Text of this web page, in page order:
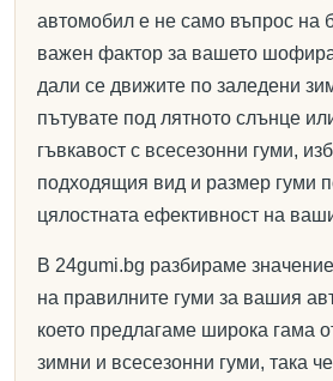
автомобил е не само въпрос на
важен фактор за вашето
дали се движите по заледени
пътувате под лятното слънце
гъвкавост с всесезонни гуми,
подходящия вид и размер гуми
цялостната ефективност на
В 24gumi.bg разбираме
на правилните гуми за вашия
което предлагаме широка гама
зимни и всесезонни гуми, така